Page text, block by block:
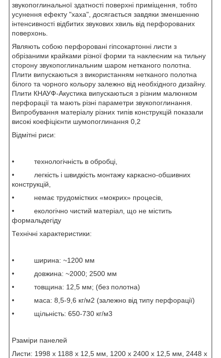
звукопоглинальної здатності поверхні приміщення, тобто
усунення ефекту "хаха", досягається завдяки зменшенню
інтенсивності відбитих звукових хвиль від перфорованих
поверхонь.
Являють собою перфоровані гіпсокартонні листи з
обрізаними крайками різної форми та наклеєним на тильну
сторону звукопоглинальним шаром нетканого полотна.
Плити випускаються з використанням нетканого полотна
білого та чорного кольору залежно від необхідного дизайну.
Плити КНАУФ-Акустика випускаються з різним малюнком
перфорації та мають різні параметри звукопоглинання.
Випробування матеріалу різних типів конструкцій показали
високі коефіцієнти шумопоглинання 0,2
Відмітні риси:
• технологічність в обробці,
• легкість і швидкість монтажу каркасно-обшивних
конструкцій,
• немає трудомістких «мокрих» процесів,
• екологічно чистий матеріал, що не містить
формальдегіду
Технічні характеристики:
• ширина: ~1200 мм
• довжина: ~2000; 2500 мм
• товщина: 12,5 мм; (без полотна)
• маса: 8,5-9,6 кг/м2 (залежно від типу перфорації)
• щільність: 650-730 кг/м3
Рзаміри панелей
Листи: 1998 х 1188 х 12,5 мм, 1200 х 2400 х 12,5 мм, 2448 х